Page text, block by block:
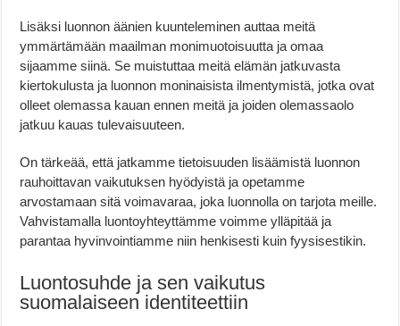
Lisäksi luonnon äänien kuunteleminen auttaa meitä
ymmärtämään maailman monimuotoisuutta ja omaa
sijaamme siinä. Se muistuttaa meitä elämän jatkuvasta
kiertokulusta ja luonnon moninaisista ilmentymistä, jotka ovat
olleet olemassa kauan ennen meitä ja joiden olemassaolo
jatkuu kauas tulevaisuuteen.
On tärkeää, että jatkamme tietoisuuden lisäämistä luonnon
rauhoittavan vaikutuksen hyödyistä ja opetamme
arvostamaan sitä voimavaraa, joka luonnolla on tarjota meille.
Vahvistamalla luontoyhteyttämme voimme ylläpitää ja
parantaa hyvinvointiamme niin henkisesti kuin fyysisestikin.
Luontosuhde ja sen vaikutus
suomalaiseen identiteettiin